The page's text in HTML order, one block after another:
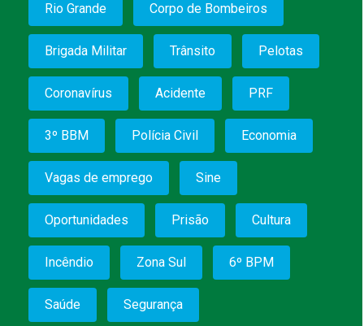
Rio Grande Corpo de Bombeiros
Brigada Militar Trânsito Pelotas
Coronavírus Acidente PRF
3º BBM Polícia Civil Economia
Vagas de emprego Sine
Oportunidades Prisão Cultura
Incêndio Zona Sul 6º BPM
Saúde Segurança